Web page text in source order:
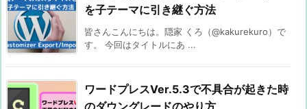
を子テーマに引き継ぐ方法
皆さんこんにちは。隠家 くろ（@kakurekuro）で
す。 今回はタイトルにあ ...
ワードプレスVer.5.3で不具合が起きた時
のダウングレードのやり方